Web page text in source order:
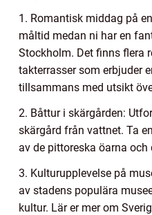
1. Romantisk middag på
måltid medan ni har en
Stockholm. Det finns flera
takterrasser som erbjuder
tillsammans med utsikt
2. Båttur i skärgården:
skärgård från vattnet. Ta
av de pittoreska öarna
3. Kulturupplevelse på
av stadens populära
kultur. Lär er mer om